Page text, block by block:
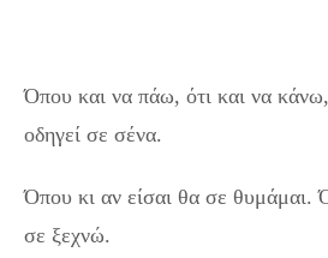
Όπου και να πάω, ότι και να
οδηγεί σε σένα.
Όπου κι αν είσαι θα σε θυμάμαι.
σε ξεχνώ.